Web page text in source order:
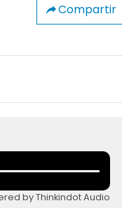
Compartir
by Thinkindot Audio